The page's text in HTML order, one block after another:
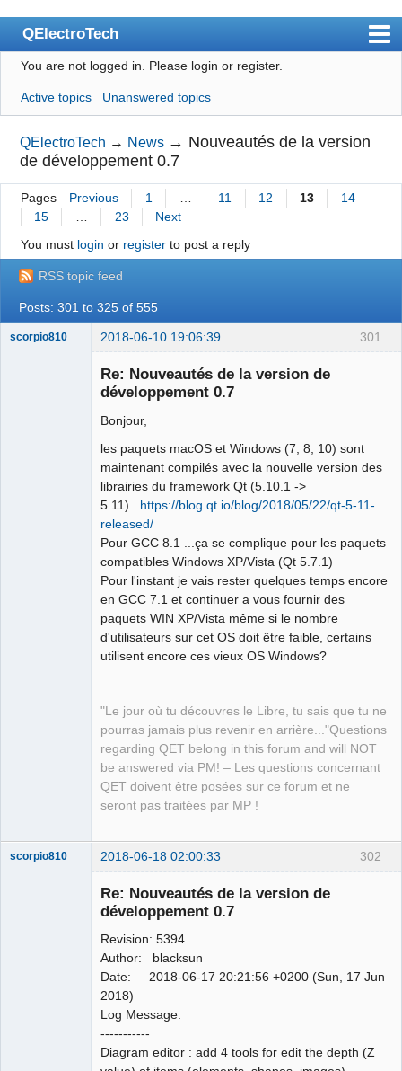
QElectroTech
Index
User list
Search
Register
Login
Wiki
BugTracker
Videos
Manual 0.8_cs
Google_Search
You are not logged in. Please login or register.
Active topics Unanswered topics
QElectroTech → News → Nouveautés de la version
de développement 0.7
Pages Previous 1 11 12 13
14
15
23
Next
You must login or registerto post a reply
RSS topic feed
Posts: 301 to 325 of 555
301
scorpio810 2018-06-10 19:06:39
Re: Nouveautés de la version de
développement 0.7
Bonjour,
les paquets macOS et Windows (7, 8, 10) sont
maintenant compilés avec la nouvelle version des
librairies du framework Qt (5.10.1 ->
5.11). https://blog.qt.io/blog/2018/05/22/qt-5-11-
released/
Pour GCC 8.1 ...ça se complique pour les paquets
compatibles Windows XP/Vista (Qt 5.7.1)
Pour l'instant je vais rester quelques temps encore
en GCC 7.1 et continuer a vous fournir des
paquets WIN XP/Vista même si le nombre
d'utilisateurs sur cet OS doit être faible, certains
utilisent encore ces vieux OS Windows?
"Le jour où tu découvres le Libre, tu sais que tu ne
pourras jamais plus revenir en arrière..."Questions
regarding QET belong in this forum and will NOT
be answered via PM! – Les questions concernant
QET doivent être posées sur ce forum et ne
seront pas traitées par MP !
302
scorpio810 2018-06-18 02:00:33
Re: Nouveautés de la version de
développement 0.7
Revision: 5394
Author: blacksun
Date: 2018-06-17 20:21:56 +0200 (Sun, 17 Jun
2018)
Log Message:
-----------
Diagram editor : add 4 tools for edit the depth (Z